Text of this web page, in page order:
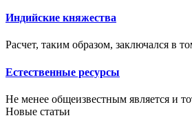
Индийские княжества
Расчет, таким образом, заключался в
Естественные ресурсы
Не менее общеизвестным является и
Новые статьи